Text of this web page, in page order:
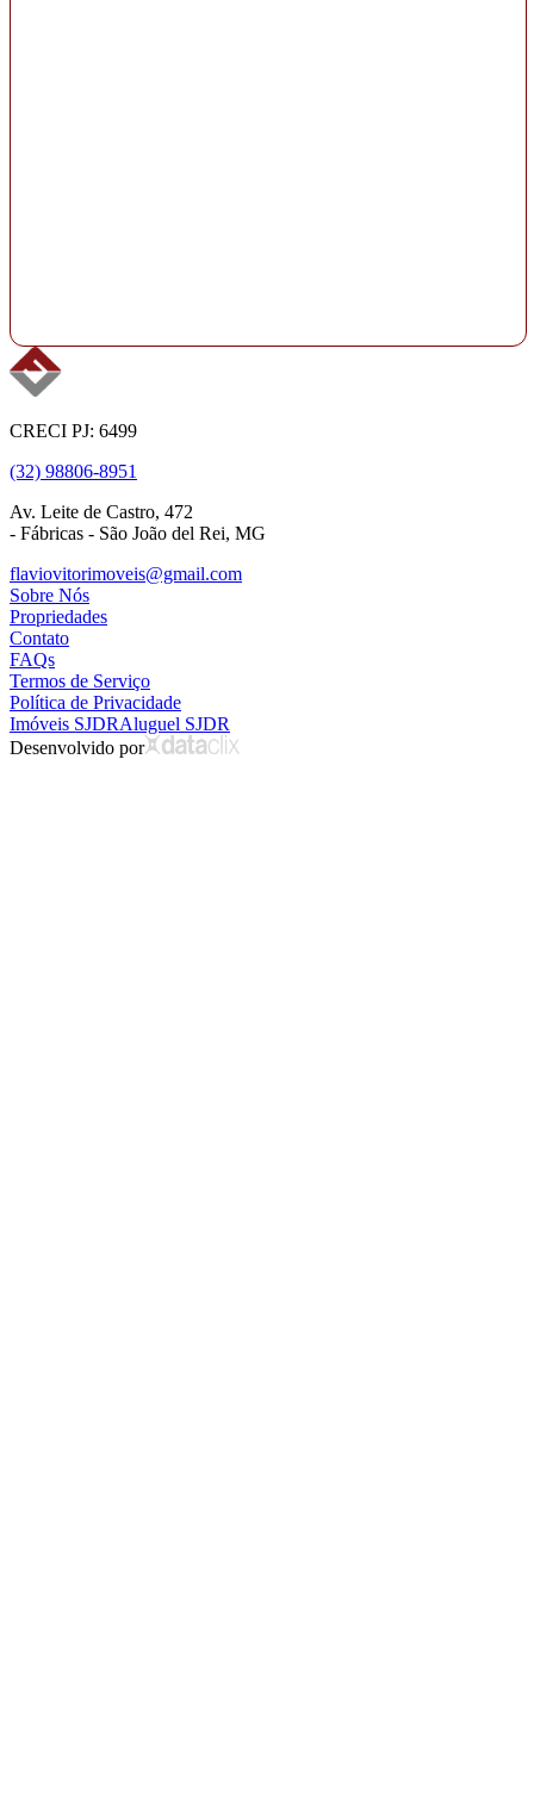
CRECI PJ: 6499
(32) 98806-8951
Av. Leite de Castro, 472
- Fábricas - São João del Rei, MG
flaviovitorimoveis@gmail.com
Sobre Nós
Propriedades
Contato
FAQs
Termos de Serviço
Política de Privacidade
Imóveis SJDRAluguel SJDR
Desenvolvido por